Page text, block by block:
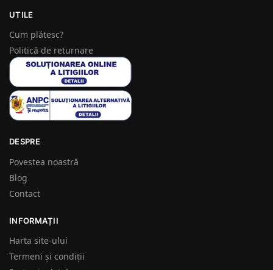
UTILE
Cum plătesc?
Politică de returnare
DESPRE
Povestea noastră
Blog
Contact
INFORMAȚII
Harta site-ului
Termeni și condiții